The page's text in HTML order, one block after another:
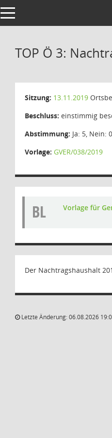
Toggle navigation
TOP Ö 3:
Sitzung: 13.11.2019
Beschluss: einstimmig
Abstimmung: Ja: 5, Nein:
Vorlage: GVER/038/2019
BL Vorlage für
Der Nachtragshaushalt
Letzte Änderung: 06.08.2026